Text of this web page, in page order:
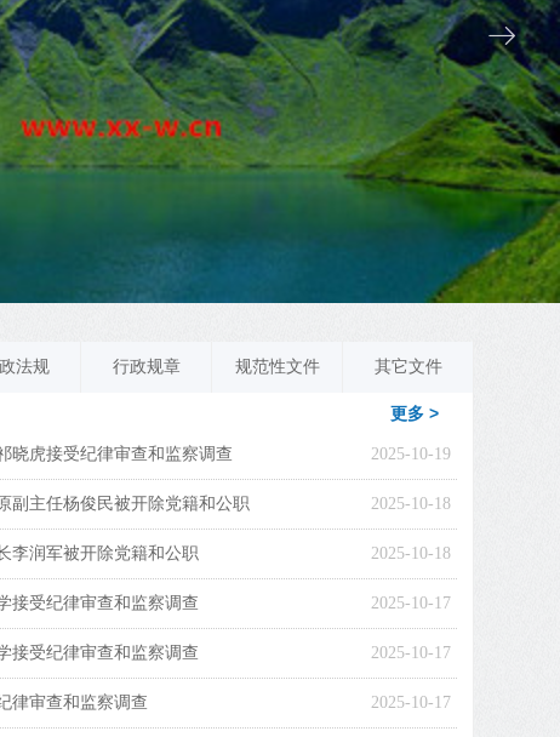
ꁹ
法规 行政规章 规范性文件 其它文件
2025-10-19
晓虎接受纪律审查和监察调查
2025-10-18
副主任杨俊民被开除党籍和公职
2025-10-18
李润军被开除党籍和公职
2025-10-17
接受纪律审查和监察调查
2025-10-17
接受纪律审查和监察调查
2025-10-17
律审查和监察调查
更多 >